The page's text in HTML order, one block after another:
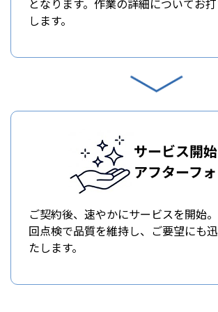
となります。作業の詳細についてお
します。
サービス開
アフターフ
ご契約後、速やかにサービスを開始
回点検で品質を維持し、ご要望にも
たします。